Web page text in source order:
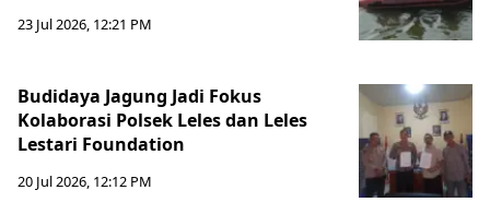
23 Jul 2026, 12:21 PM
Budidaya Jagung Jadi Fokus
Kolaborasi Polsek Leles dan Leles
Lestari Foundation
20 Jul 2026, 12:12 PM